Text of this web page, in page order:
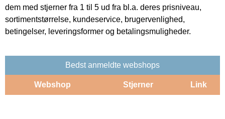
dem med stjerner fra 1 til 5 ud fra bl.a. deres prisniveau,
sortimentstørrelse, kundeservice, brugervenlighed,
betingelser, leveringsformer og betalingsmuligheder.
Bedst anmeldte webshops
Webshop Stjerner Link